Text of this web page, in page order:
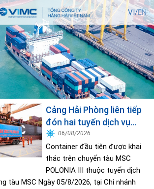
VI/EN
Cảng Hải Phòng liên tiếp
đón hai tuyến dịch vụ
quốc tế mới
06/08/2026
Container đầu tiên được khai
thác trên chuyến tàu MSC
POLONIA III thuộc tuyến dịch
tàu MSC Ngày 05/8/2026, tại Chi nhánh